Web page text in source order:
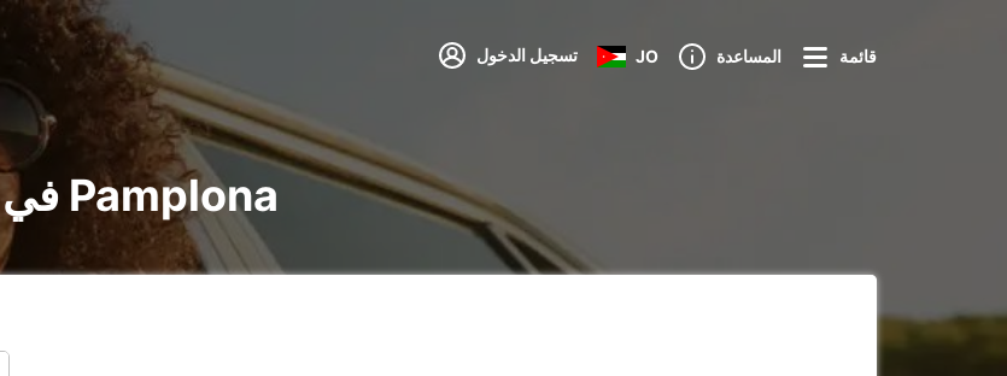
تسجيل الدخول JO المساعدة قائمة
تأجير voiture و utilitaire في Pamplona